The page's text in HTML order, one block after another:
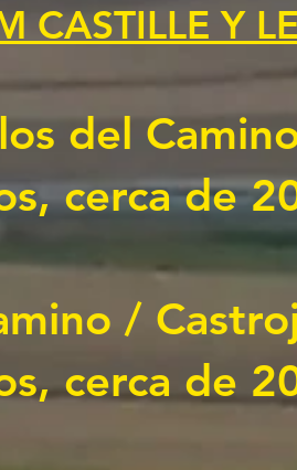
CASTILLE Y
del
cerca de
/
cerca de